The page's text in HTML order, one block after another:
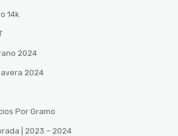
14k
2024
2024
Por Gramo
| 2023 – 2024